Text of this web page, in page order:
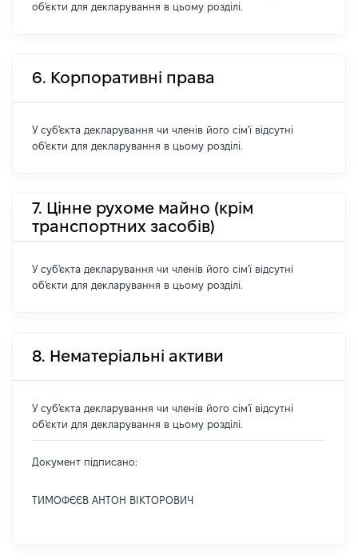
об'єкти для декларування в цьому розділі.
6. Корпоративні права
У суб'єкта декларування чи членів його сім'ї відсутні
об'єкти для декларування в цьому розділі.
7. Цінне рухоме майно (крім
транспортних засобів)
У суб'єкта декларування чи членів його сім'ї відсутні
об'єкти для декларування в цьому розділі.
8. Нематеріальні активи
У суб'єкта декларування чи членів його сім'ї відсутні
об'єкти для декларування в цьому розділі.
Документ підписано:
ТИМОФЄЄВ АНТОН ВІКТОРОВИЧ